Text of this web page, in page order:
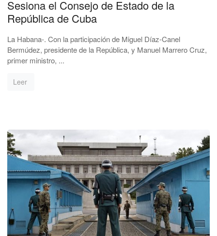
Sesiona el Consejo de Estado de la
República de Cuba
La Habana-. Con la participación de Miguel Díaz-Canel
Bermúdez, presidente de la República, y Manuel Marrero Cruz,
primer ministro, ...
Leer